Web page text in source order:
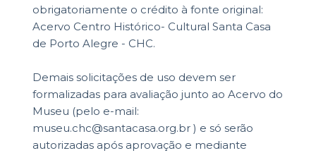
obrigatoriamente o crédito à fonte original:
Acervo Centro Histórico- Cultural Santa Casa
de Porto Alegre - CHC.
Demais solicitações de uso devem ser
formalizadas para avaliação junto ao Acervo do
Museu (pelo e-mail:
museu.chc@santacasa.org.br ) e só serão
autorizadas após aprovação e mediante